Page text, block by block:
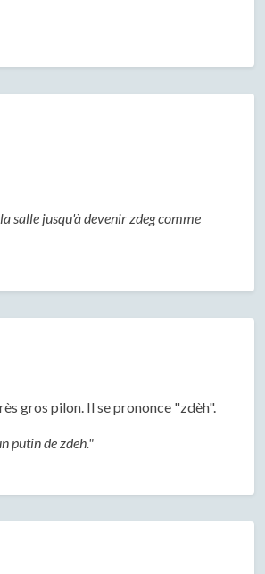
salle jusqu'à devenir zdeg comme
gros pilon. Il se prononce "zdèh".
putin de zdeh."